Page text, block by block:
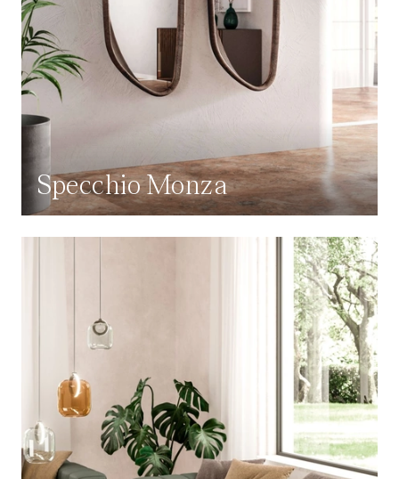
Specchio Monza